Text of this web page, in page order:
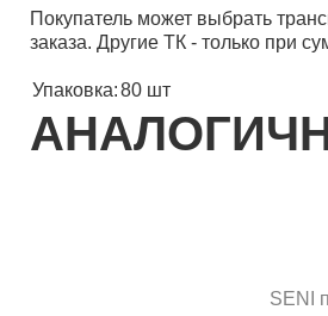
Покупатель может выбрать
заказа. Другие ТК - только при
Упаковка:80 шт
SENI